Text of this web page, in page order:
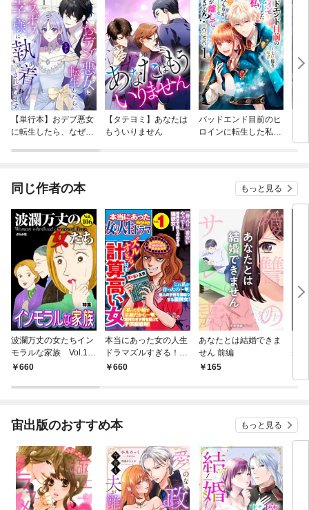
【単行本】おデブ悪女
に転生したら、なぜか
【タテヨミ】あなたは
もういりません
バッドエンド目前のヒ
ロインに転生した私、
同じ作者の本 もっと見る
波瀾万丈の女たちイン
モラルな家族 Vol.10
6 660
本当にあった女の人生
ドラマズルすぎる！計
算高い女 Vol.1
660
あなたとは結婚できま
せん 前編
165
が
宙出版のおすすめ本 もっと見る